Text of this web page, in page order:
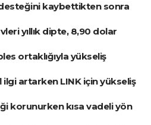
kaybettikten sonra
yıllık dipte, 8,90 dolar
ortaklığıyla yükseliş
ilgi artarken LINK için yükseliş
korunurken kısa vadeli yön